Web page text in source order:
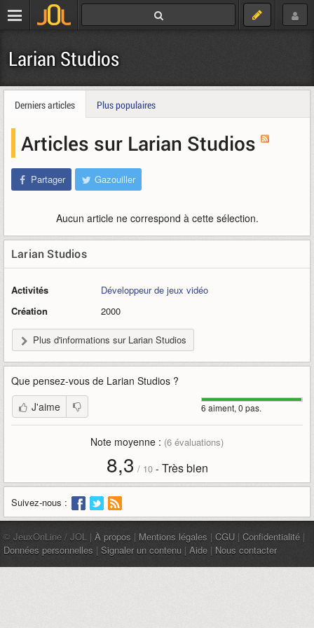
Larian Studios
Derniers articles Plus populaires
Articles sur Larian Studios
Partager Gazouiller
Aucun article ne correspond à cette sélection.
Larian Studios
Activités
Développeur de jeux vidéo
Création
2000
Plus d'informations sur Larian Studios
Que pensez-vous de Larian Studios ?
6 aiment, 0 pas.
J'aime
Note moyenne : (6 évaluations)
8,3 / 10- Très bien
Suivez-nous :
© JeuxOnLine / JOL | À propos | Mentions légales | CGU | Confidentialité |
Données personnelles | Signaler un contenu | Aide | Nous contacter